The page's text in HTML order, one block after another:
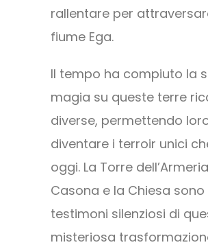
rallentare per
fiume Ega.
Il tempo ha compiuto la
magia su queste terre
diverse, permettendo
diventare i terroir unici
oggi. La Torre
Casona e la Chiesa sono
testimoni silenziosi di
misteriosa